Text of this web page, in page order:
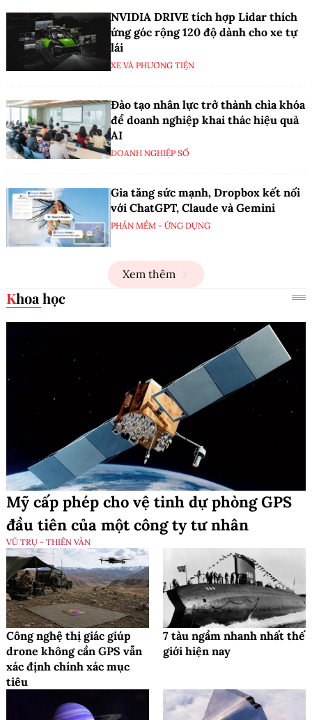
NVIDIA DRIVE tích hợp Lidar thích
ứng góc rộng 120 độ dành cho xe tự
lái
XE VÀ PHƯƠNG TIỆN
Đào tạo nhân lực trở thành chìa khóa
để doanh nghiệp khai thác hiệu quả
AI
DOANH NGHIỆP SỐ
Gia tăng sức mạnh, Dropbox kết nối
với ChatGPT, Claude và Gemini
PHẦN MỀM - ỨNG DỤNG
Xem thêm
Khoa học
Mỹ cấp phép cho vệ tinh dự phòng GPS
đầu tiên của một công ty tư nhân
VŨ TRỤ - THIÊN VĂN
Công nghệ thị giác giúp
drone không cần GPS vẫn
xác định chính xác mục
tiêu
7 tàu ngầm nhanh nhất thế
giới hiện nay